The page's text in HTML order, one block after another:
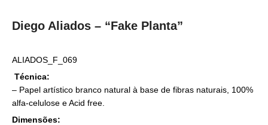
Diego Aliados – “Fake Planta”
ALIADOS_F_069
Técnica:
– Papel artístico branco natural à base de fibras naturais, 100%
alfa-celulose e Acid free.
Dimensões: